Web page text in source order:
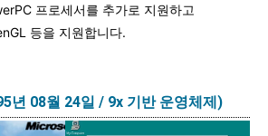
프로세서를 추가로 지원하고
등을 지원합니다.
년 08월 24일 / 9x 기반 운영체제)